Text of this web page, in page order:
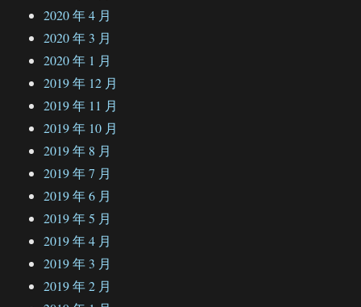
2020 年 4 月
2020 年 3 月
2020 年 1 月
2019 年 12 月
2019 年 11 月
2019 年 10 月
2019 年 8 月
2019 年 7 月
2019 年 6 月
2019 年 5 月
2019 年 4 月
2019 年 3 月
2019 年 2 月